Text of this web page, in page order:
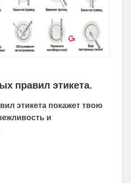
правил этикета.
этикета покажет твою
и